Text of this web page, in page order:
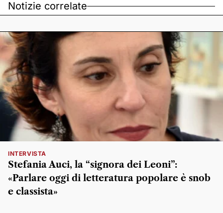
Notizie correlate
INTERVISTA
Stefania Auci, la “signora dei Leoni”:
«Parlare oggi di letteratura popolare è snob
e classista»